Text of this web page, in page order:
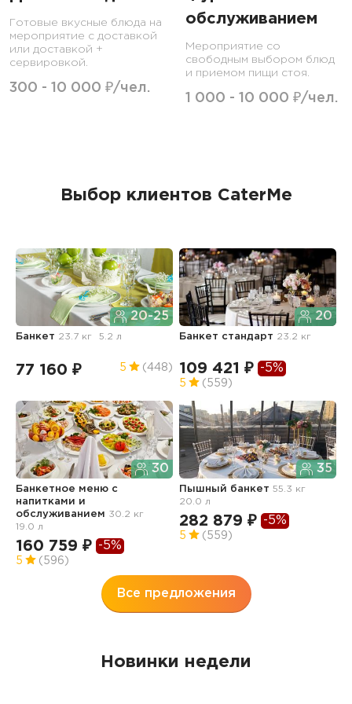
Готовые вкусные блюда на
мероприятие с доставкой
или доставкой +
сервировкой.
300 - 10 000 ₽/чел.
обслуживанием
Мероприятие со
свободным выбором блюд
и приемом пищи стоя.
1 000 - 10 000 ₽/чел.
Выбор клиентов CaterMe
20-25
Банкет 23.7 кг 5.2 л
77 160 ₽ 5 (448)
20
Банкет стандарт 23.2 кг
109 421 ₽ -5%
5 (559)
30
Банкетное меню с
напитками и
обслуживанием 30.2 кг
19.0 л
160 759 ₽ -5%
5 (596)
35
Пышный банкет55.3 кг
20.0 л
282 879 ₽ -5%
5 (559)
Все предложения
Новинки недели